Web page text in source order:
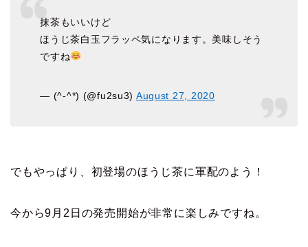
抹茶もいいけど
ほうじ茶白玉フラッペ気になります。美味しそう
ですね
— (^-^*) (@fu2su3) August 27, 2020
でもやっぱり、初登場のほうじ茶に軍配のよう！
今から9月2日の発売開始が非常に楽しみですね。